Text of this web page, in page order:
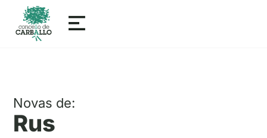
Novas de:
Rus